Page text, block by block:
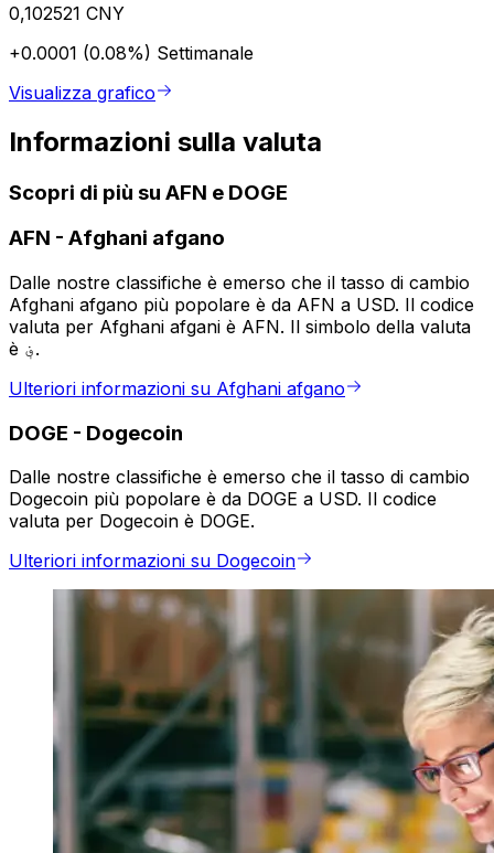
0,102521 CNY
+0.0001 (0.08%) Settimanale
Visualizza grafico
Informazioni sulla valuta
Scopri di più su AFN e DOGE
AFN - Afghani afgano
Dalle nostre classifiche è emerso che il tasso di cambio
Afghani afgano più popolare è da AFN a USD. Il codice
valuta per Afghani afgani è AFN. Il simbolo della valuta
è ؋.
Ulteriori informazioni su Afghani afgano
DOGE - Dogecoin
Dalle nostre classifiche è emerso che il tasso di cambio
Dogecoin più popolare è da DOGE a USD. Il codice
valuta per Dogecoin è DOGE.
Ulteriori informazioni su Dogecoin